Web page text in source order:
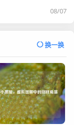
08/07
换一换